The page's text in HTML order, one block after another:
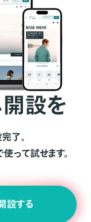
設を
了。
って試せます。
設する